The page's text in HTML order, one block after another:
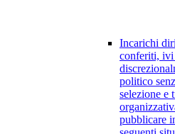
Incarichi
conferiti,
politico
selezione e
pubblicare